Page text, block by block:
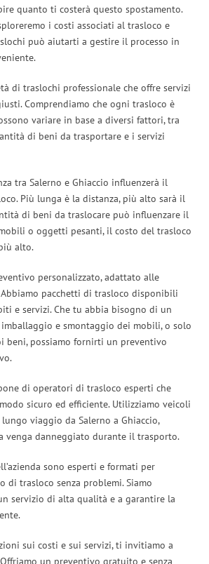
quanto ti costerà questo spostamento.
i costi associati al trasloco e
può aiutarti a gestire il processo in
di traslochi professionale che offre servizi
Comprendiamo che ogni trasloco è
variare in base a diversi fattori, tra
di beni da trasportare e i servizi
tra Salerno e Ghiaccio influenzerà il
Più lunga è la distanza, più alto sarà il
di beni da traslocare può influenzare il
o oggetti pesanti, il costo del trasloco
alto.
personalizzato, adattato alle
pacchetti di trasloco disponibili
e servizi. Che tu abbia bisogno di un
e smontaggio dei mobili, o solo
beni, possiamo fornirti un preventivo
di operatori di trasloco esperti che
sicuro ed efficiente. Utilizziamo veicoli
viaggio da Salerno a Ghiaccio,
venga danneggiato durante il trasporto.
sono esperti e formati per
di trasloco senza problemi. Siamo
servizio di alta qualità e a garantire la
sui costi e sui servizi, ti invitiamo a
un preventivo gratuito e senza